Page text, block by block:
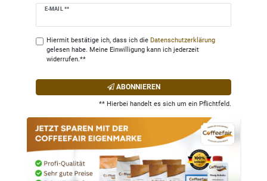
E-MAIL **
Newsletter
Hiermit bestätige ich, dass ich die Daten­schutz­erklärung
gelesen habe. Meine Einwilligung kann ich jederzeit
widerrufen.**
ABONNIEREN
** Hierbei handelt es sich um ein Pflichtfeld.